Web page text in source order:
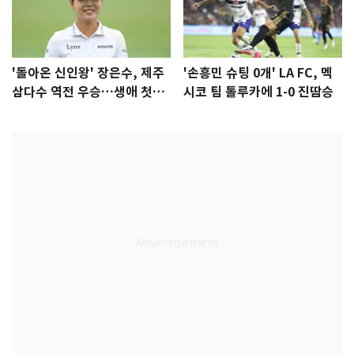
'돌아온 신인왕' 장은수, 제주
삼다수 역전 우승…생애 첫승
'손흥민 슈팅 0개' LA FC, 멕
시코 팀 톨루카에 1-0 진땀승